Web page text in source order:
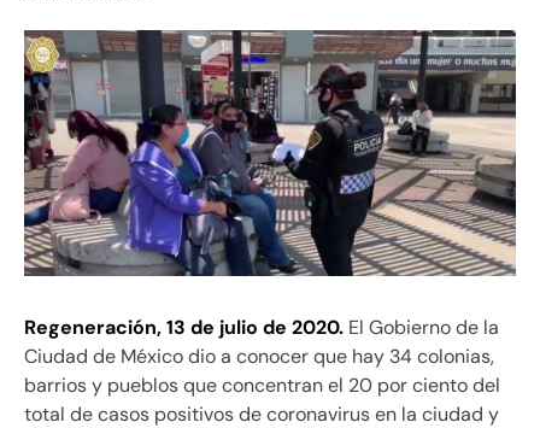
Regeneración, 13 de julio de 2020. El Gobierno de la
Ciudad de México dio a conocer que hay 34 colonias,
barrios y pueblos que concentran el 20 por ciento del
total de casos positivos de coronavirus en la ciudad y